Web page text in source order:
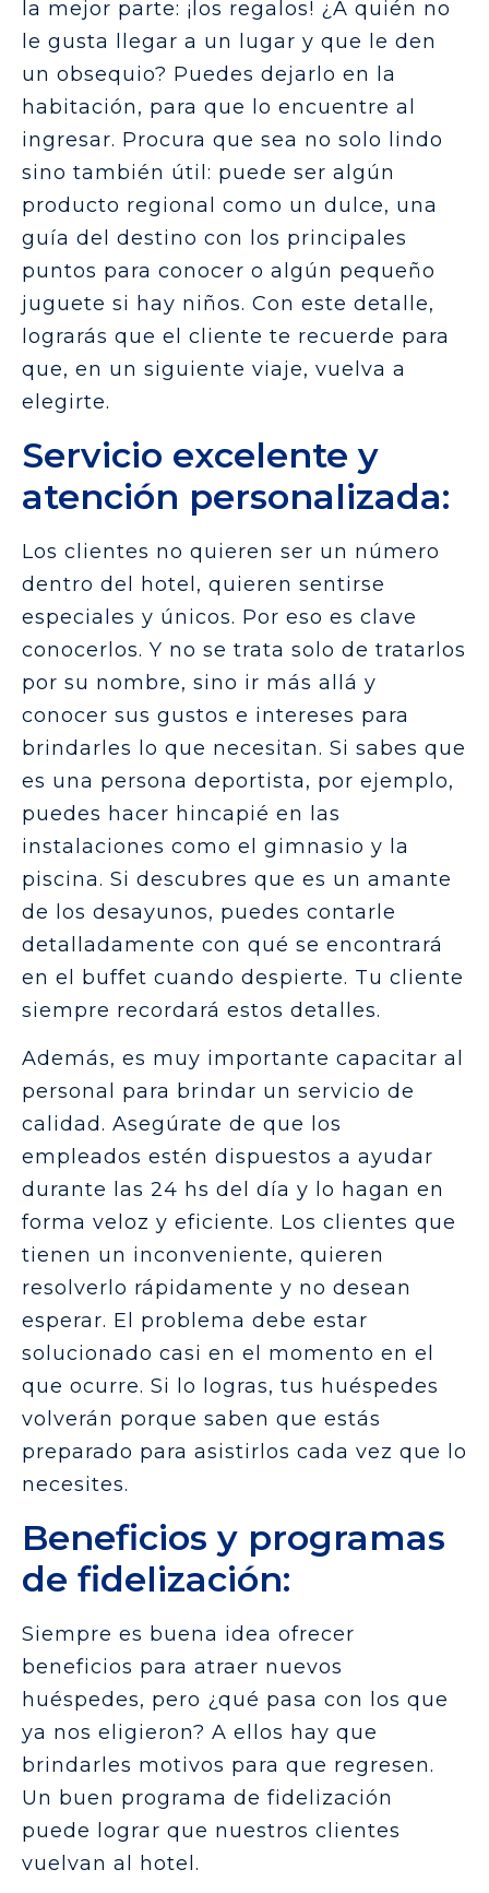
la mejor parte: ¡los regalos! ¿A quién no
le gusta llegar a un lugar y que le den
un obsequio? Puedes dejarlo en la
habitación, para que lo encuentre al
ingresar. Procura que sea no solo lindo
sino también útil: puede ser algún
producto regional como un dulce, una
guía del destino con los principales
puntos para conocer o algún pequeño
juguete si hay niños. Con este detalle,
lograrás que el cliente te recuerde para
que, en un siguiente viaje, vuelva a
elegirte.
Servicio excelente y
atención personalizada:
Los clientes no quieren ser un número
dentro del hotel, quieren sentirse
especiales y únicos. Por eso es clave
conocerlos. Y no se trata solo de tratarlos
por su nombre, sino ir más allá y
conocer sus gustos e intereses para
brindarles lo que necesitan. Si sabes que
es una persona deportista, por ejemplo,
puedes hacer hincapié en las
instalaciones como el gimnasio y la
piscina. Si descubres que es un amante
de los desayunos, puedes contarle
detalladamente con qué se encontrará
en el buffet cuando despierte. Tu cliente
siempre recordará estos detalles.
Además, es muy importante capacitar al
personal para brindar un servicio de
calidad. Asegúrate de que los
empleados estén dispuestos a ayudar
durante las 24 hs del día y lo hagan en
forma veloz y eficiente. Los clientes que
tienen un inconveniente, quieren
resolverlo rápidamente y no desean
esperar. El problema debe estar
solucionado casi en el momento en el
que ocurre. Si lo logras, tus huéspedes
volverán porque saben que estás
preparado para asistirlos cada vez que lo
necesites.
Beneficios y programas
de fidelización:
Siempre es buena idea ofrecer
beneficios para atraer nuevos
huéspedes, pero ¿qué pasa con los que
ya nos eligieron? A ellos hay que
brindarles motivos para que regresen.
Un buen programa de fidelización
puede lograr que nuestros clientes
vuelvan al hotel.